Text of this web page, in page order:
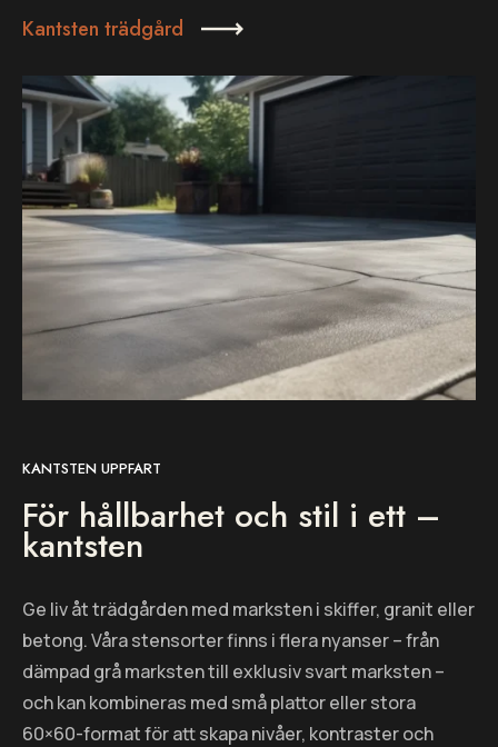
Kantsten trädgård
KANTSTEN UPPFART
För hållbarhet och stil i ett –
kantsten
Ge liv åt trädgården med marksten i skiffer, granit eller
betong. Våra stensorter finns i flera nyanser – från
dämpad grå marksten till exklusiv svart marksten –
och kan kombineras med små plattor eller stora
60×60-format för att skapa nivåer, kontraster och